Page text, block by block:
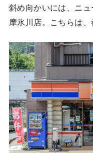
斜め向かいには、ニ
摩氷川店。こちらは、